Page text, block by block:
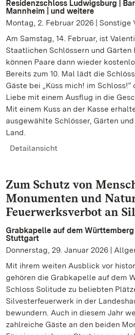
Residenzschloss Ludwigsburg |
Mannheim | und weitere
Montag, 2. Februar 2026 | Sonstige
Am Samstag, 14. Februar, ist
Staatlichen Schlössern und
können Paare dann wieder
Bereits zum 10. Mal lädt die
Gäste bei „Küss mich! im Schloss!“
Liebe mit einem Ausflug in die
Mit einem Kuss an der Kasse
ausgewählte Schlösser, Gärten
Land.
Detailansicht
Zum Schutz von
Monumenten und
Feuerwerksverbot an
Grabkapelle auf dem
Stuttgart
Donnerstag, 29. Januar 2026 |
Mit ihrem weiten Ausblick vor
gehören die Grabkapelle auf dem
Schloss Solitude zu beliebten
Silvesterfeuerwerk in der
bewundern. Auch in diesem Jahr
zahlreiche Gäste an den beiden